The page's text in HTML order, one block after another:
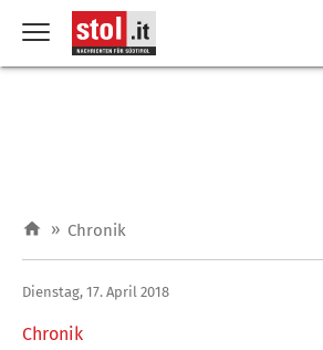
» Chronik
Chronik
Dienstag, 17. April 2018